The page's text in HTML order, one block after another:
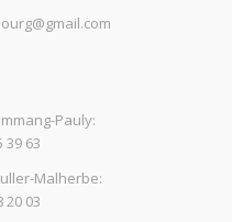
Pauly:
39 63
Malherbe:
20 03